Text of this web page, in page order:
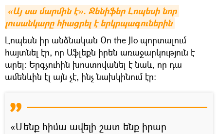
«Այ սա մարմին է». Ջենիֆեր Լոպեսի նոր
լուսանկարը հիացրել է երկրպագուներին
Լոպեսն իր անձնական On the Jlo պորտալում
հայտնել էր, որ Աֆլեքն իրեն առաջարկություն է
արել։ Երգչուհին խոստովանել է նաև, որ դա
ամենևին էլ այն չէ, ինչ նախկինում էր։
«Մենք հիմա ավելի շատ ենք իրար